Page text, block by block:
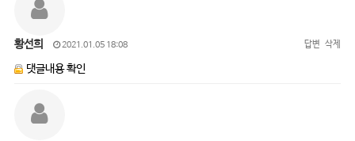
황선희 2021.01.05 18:08 답변 삭제
댓글내용 확인